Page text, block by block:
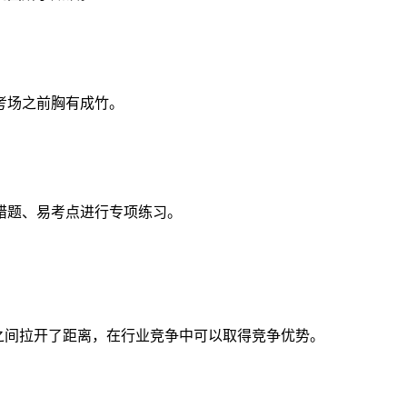
之前胸有成竹。
、易考点进行专项练习。
拉开了距离，在行业竞争中可以取得竞争优势。